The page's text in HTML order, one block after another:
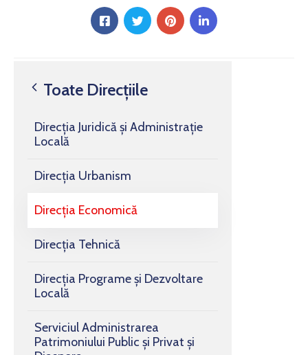
Toate Direcțiile
Direcția Juridică și Administrație
Locală
Direcția Urbanism
Direcția Economică
Direcția Tehnică
Direcția Programe și Dezvoltare
Locală
Serviciul Administrarea
Patrimoniului Public și Privat și